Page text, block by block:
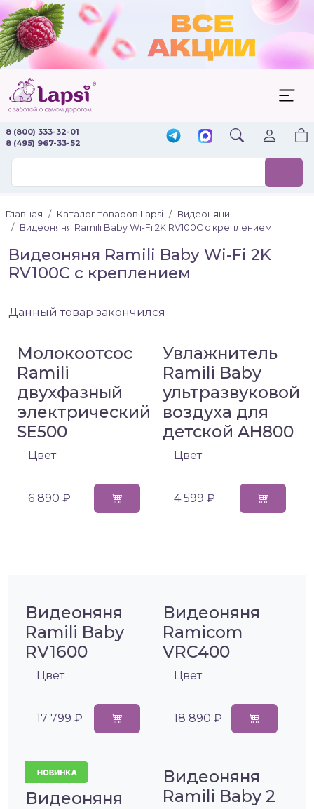
8 (800) 333-32-01
8 (495) 967-33-52
Главная Каталог товаров Lapsi
Видеоняни
Видеоняня Ramili Baby Wi-Fi 2K RV100C с креплением
Видеоняня Ramili Baby Wi-Fi 2K
RV100C с креплением
Данный товар закончился
Молокоотсос
Ramili
двухфазный
электрический
SE500
Цвет
6 890 ₽
Увлажнитель
Ramili Baby
ультразвуковой
воздуха для
детской AH800
Цвет
4 599 ₽
Видеоняня
Ramili Baby
RV1600
Цвет
17 799 ₽
Видеоняня
Ramicom
VRC400
Цвет
18 890 ₽
Видеоняня
Видеоняня
Ramili Baby 2